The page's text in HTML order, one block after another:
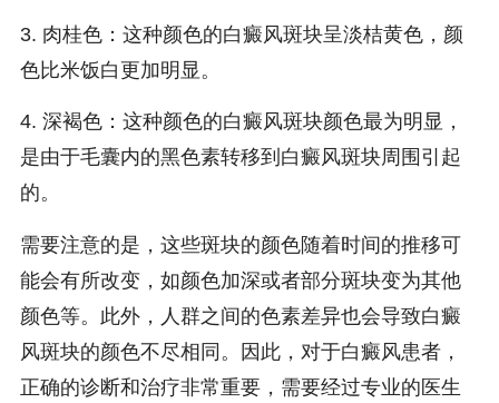
3. 肉桂色：这种颜色的白癜风斑块呈淡桔黄色，颜
色比米饭白更加明显。
4. 深褐色：这种颜色的白癜风斑块颜色最为明显，
是由于毛囊内的黑色素转移到白癜风斑块周围引起
的。
需要注意的是，这些斑块的颜色随着时间的推移可
能会有所改变，如颜色加深或者部分斑块变为其他
颜色等。此外，人群之间的色素差异也会导致白癜
风斑块的颜色不尽相同。因此，对于白癜风患者，
正确的诊断和治疗非常重要，需要经过专业的医生